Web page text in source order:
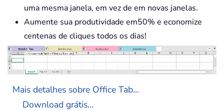
uma mesma janela, em vez de em novas janelas.
Aumente sua produtividade em50% e economize
centenas de cliques todos os dias!
Mais detalhes sobre Office Tab...
Download grátis...